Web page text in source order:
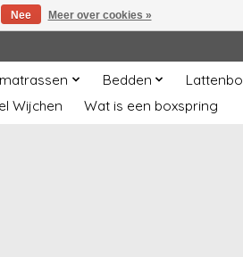
Bedden
Wijchen Wat is een boxspring
Nee Meer over cookies »